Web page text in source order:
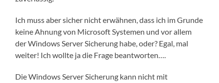
Ich muss aber sicher nicht erwähnen, dass ich im Grunde
keine Ahnung von Microsoft Systemen und vor allem
der Windows Server Sicherung habe, oder? Egal, mal
weiter! Ich wollte ja die Frage beantworten….
Die Windows Server Sicherung kann nicht mit